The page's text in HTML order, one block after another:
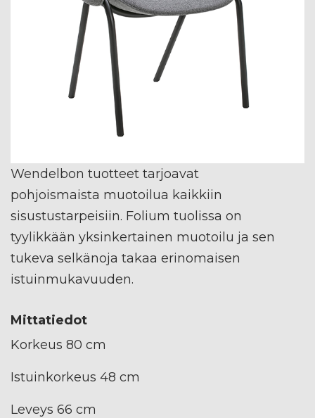
Wendelbon tuotteet tarjoavat
pohjoismaista muotoilua kaikkiin
sisustustarpeisiin. Folium tuolissa on
tyylikkään yksinkertainen muotoilu ja sen
tukeva selkänoja takaa erinomaisen
istuinmukavuuden.
Mittatiedot
Korkeus 80 cm
Istuinkorkeus 48 cm
Leveys 66 cm